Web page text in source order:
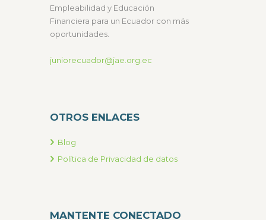
Empleabilidad y Educación
Financiera para un Ecuador con más
oportunidades.
juniorecuador@jae.org.ec
OTROS ENLACES
Blog
Política de Privacidad de datos
MANTENTE CONECTADO